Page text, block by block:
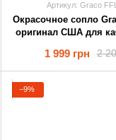
Артикул: Graco
Окрасочное cопло
оригинал США для
2
1 999 грн
−9%